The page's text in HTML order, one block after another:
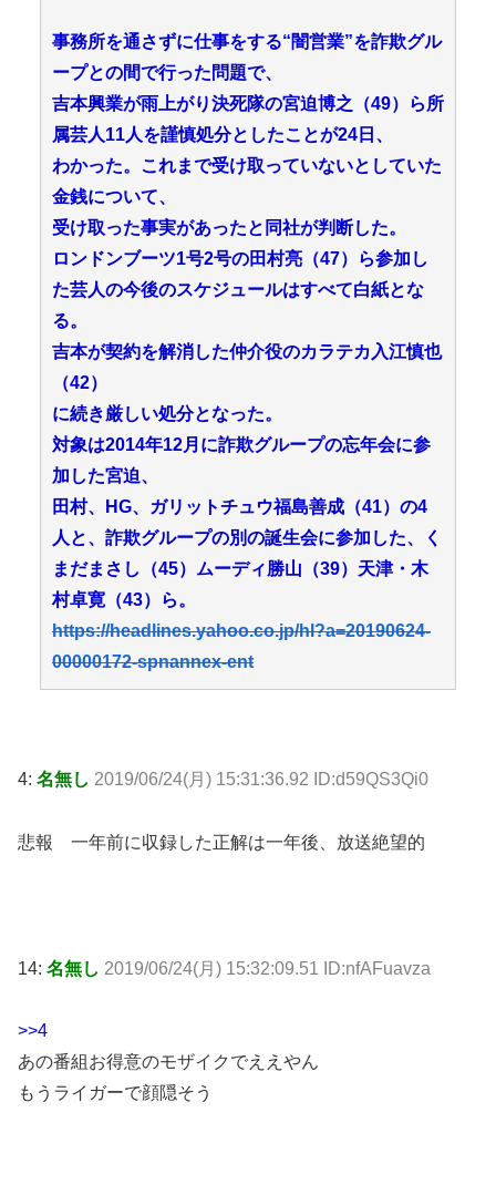
事務所を通さずに仕事をする“闇営業”を詐欺グル
ープとの間で行った問題で、
吉本興業が雨上がり決死隊の宮迫博之（49）ら所
属芸人11人を謹慎処分としたことが24日、
わかった。これまで受け取っていないとしていた
金銭について、
受け取った事実があったと同社が判断した。
ロンドンブーツ1号2号の田村亮（47）ら参加し
た芸人の今後のスケジュールはすべて白紙とな
る。
吉本が契約を解消した仲介役のカラテカ入江慎也
（42）
に続き厳しい処分となった。
対象は2014年12月に詐欺グループの忘年会に参
加した宮迫、
田村、HG、ガリットチュウ福島善成（41）の4
人と、詐欺グループの別の誕生会に参加した、く
まだまさし（45）ムーディ勝山（39）天津・木
村卓寛（43）ら。
https://headlines.yahoo.co.jp/hl?a=20190624-
00000172-spnannex-ent
4: 名無し 2019/06/24(月) 15:31:36.92 ID:d59QS3Qi0
悲報 一年前に収録した正解は一年後、放送絶望的
14: 名無し 2019/06/24(月) 15:32:09.51 ID:nfAFuavza
>>4
あの番組お得意のモザイクでええやん
もうライガーで顔隠そう